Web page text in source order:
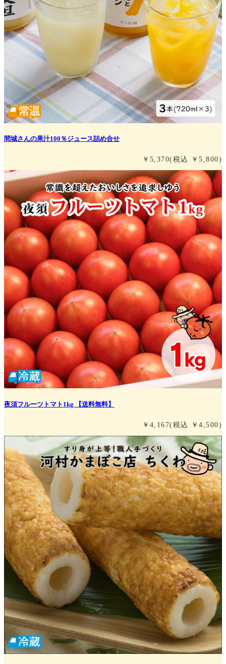
間城さんの果汁100％ジュース詰め合せ
￥5,370(税込 ￥5,800)
夜須フルーツトマト1kg 【送料無料】
￥4,167(税込 ￥4,500)